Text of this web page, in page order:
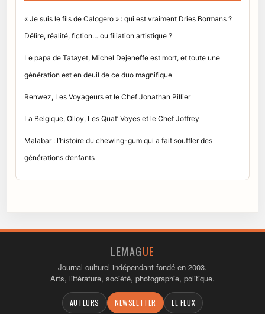
« Je suis le fils de Calogero » : qui est vraiment Dries Bormans ?
Délire, réalité, fiction… ou filiation artistique ?
Le papa de Tatayet, Michel Dejeneffe est mort, et toute une
génération est en deuil de ce duo magnifique
Renwez, Les Voyageurs et le Chef Jonathan Pillier
La Belgique, Olloy, Les Quat’ Voyes et le Chef Joffrey
Malabar : l’histoire du chewing-gum qui a fait souffler des
générations d’enfants
LEMAGUE
Journal culturel indépendant fondé en 2003.
Arts, littérature, société, photographie, politique.
AUTEURS NEWSLETTER LE FLUX